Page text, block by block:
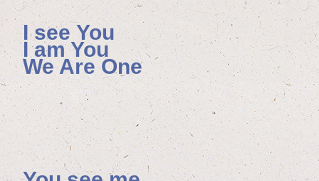
I see You
I am You
We Are One